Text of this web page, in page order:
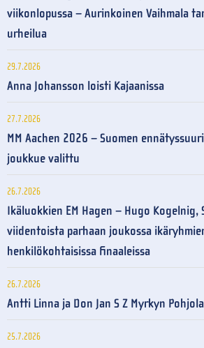
viikonlopussa – Aurinkoinen Vaihmala
urheilua
29.7.2026
Anna Johansson loisti Kajaanissa
27.7.2026
MM Aachen 2026 – Suomen
joukkue valittu
26.7.2026
Ikäluokkien EM Hagen – Hugo Kogelnig,
viidentoista parhaan joukossa
henkilökohtaisissa finaaleissa
26.7.2026
Antti Linna ja Don Jan S Z Myrkyn
25.7.2026